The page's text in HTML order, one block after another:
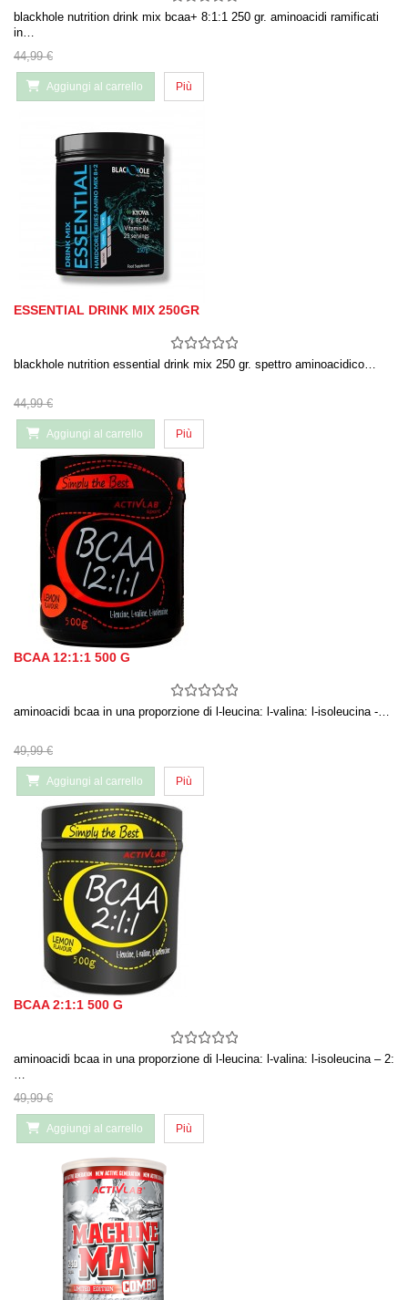
blackhole nutrition drink mix bcaa+ 8:1:1 250 gr. aminoacidi ramificati
in…
44,99 €
Aggiungi al carrello Più
ESSENTIAL DRINK MIX 250GR
blackhole nutrition essential drink mix 250 gr. spettro aminoacidico…
44,99 €
Aggiungi al carrello Più
BCAA 12:1:1 500 G
aminoacidi bcaa in una proporzione di l-leucina: l-valina: l-isoleucina -…
49,99 €
Aggiungi al carrello Più
BCAA 2:1:1 500 G
aminoacidi bcaa in una proporzione di l-leucina: l-valina: l-isoleucina – 2:
…
49,99 €
Aggiungi al carrello Più